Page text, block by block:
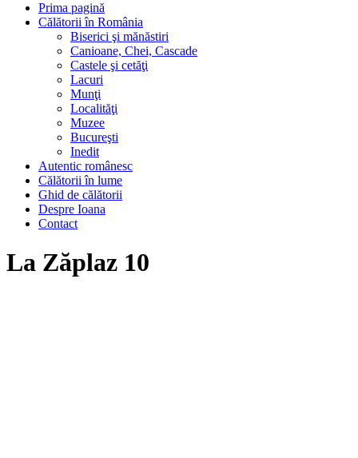
Prima pagină
Călătorii în România
Biserici şi mănăstiri
Canioane, Chei, Cascade
Castele şi cetăţi
Lacuri
Munţi
Localităţi
Muzee
Bucureşti
Inedit
Autentic românesc
Călătorii în lume
Ghid de călătorii
Despre Ioana
Contact
La Zăplaz 10